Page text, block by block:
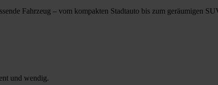
Fahrzeug – vom kompakten Stadtauto bis zum geräumigen
und wendig.